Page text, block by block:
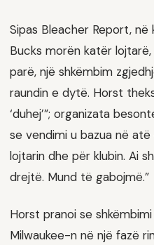
Sipas Bleacher Report,
Bucks morën katër
parë, një shkëmbim
raundin e dytë. Horst
‘duhej’”; organizata
se vendimi u bazua në
lojtarin dhe për klubin. Ai
drejtë. Mund të gabojmë.”
Horst pranoi se
Milwaukee-n në një fazë